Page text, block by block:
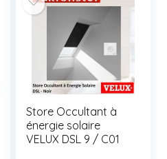
Store Occultant à
énergie solaire
VELUX DSL 9 / C01